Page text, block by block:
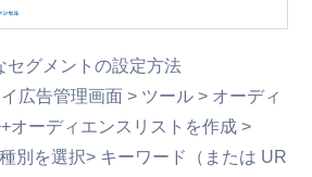
セグメントの設定方法
広告管理画面 > ツール > オーディ
オーディエンスリストを作成 >
別を選択> キーワード（または UR